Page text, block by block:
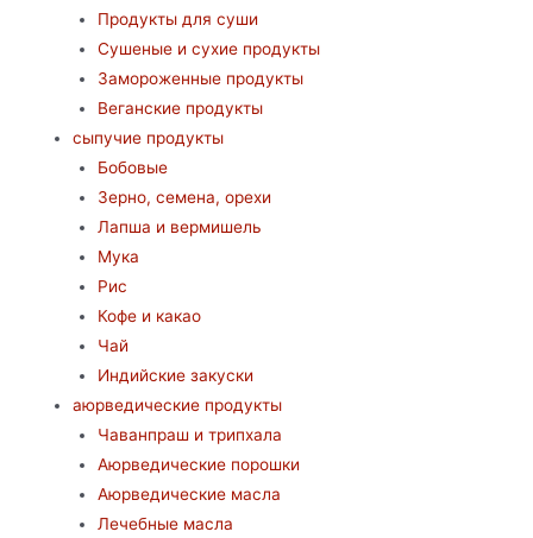
Продукты для суши
Сушеные и сухие продукты
Замороженные продукты
Веганские продукты
сыпучие продукты
Бобовые
Зерно, семена, орехи
Лапша и вермишель
Мука
Рис
Кофе и какао
Чай
Индийские закуски
аюрведические продукты
Чаванпраш и трипхала
Аюрведические порошки
Аюрведические масла
Лечебные масла